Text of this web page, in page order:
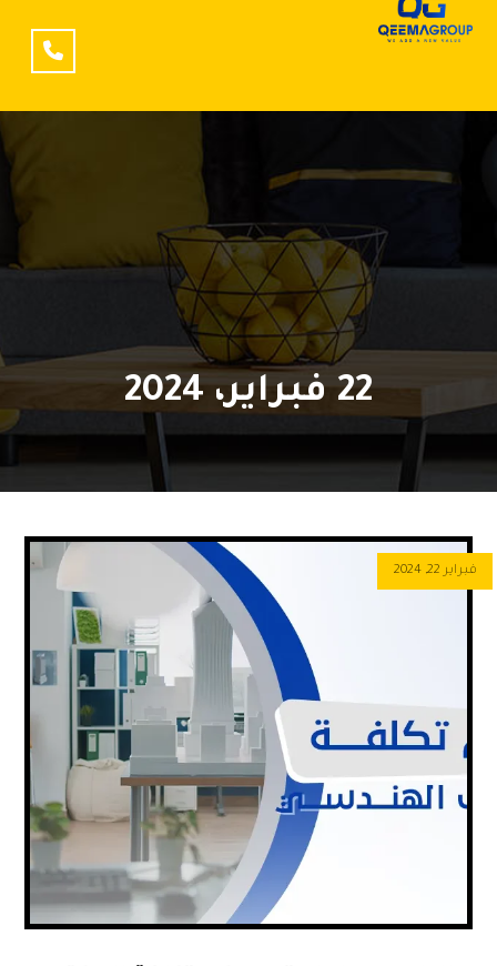
22 فبراير، 2024
فبراير 22, 2024